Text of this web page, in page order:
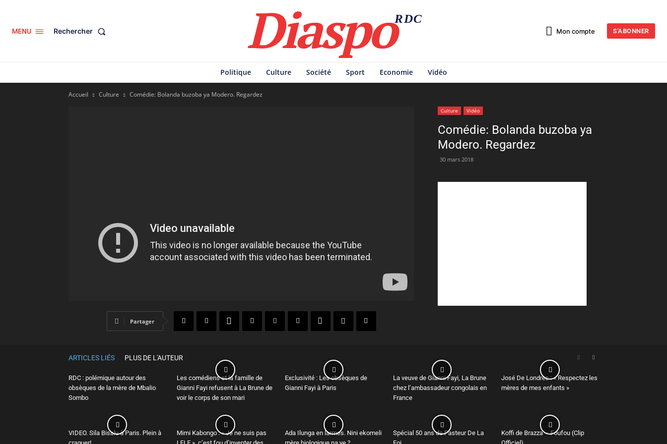
MENU Rechercher DiaspoRDC
Mon compte S'ABONNER
Politique Culture Société Sport Economie Vidéo
Accueil Culture Comédie: Bolanda buzoba ya Modero. Regardez
Culture Vidéo
Comédie: Bolanda buzoba ya
Modero. Regardez
30 mars 2018
Partager
ARTICLES LIÉS PLUS DE L'AUTEUR
RDC : polémique autour des
obsèques de la mère de Mbalio
Sombo
Les comédiens et la famille de
Gianni Fayi refusent à La Brune de
voir le corps de son mari
Exclusivité : Les obsèques de
Gianni Fayi à Paris
La veuve de Gianni Fayi, La Brune
chez l’ambassadeur congolais en
France
José De Londres : « Respectez les
mères de mes enfants »
VIDEO. Sila Bisalu à Paris. Plein à
craquer!
Mimi Kabongo : « Je ne suis pas
LELE », c’est fou d’inventer des
Ada Ilunga en larmes. Nini ekomeli
mère biologique na ye ?
Spécial 50 ans de Pasteur De La
Foi
Koffi de Brazza – Foufou (Clip
Officiel)